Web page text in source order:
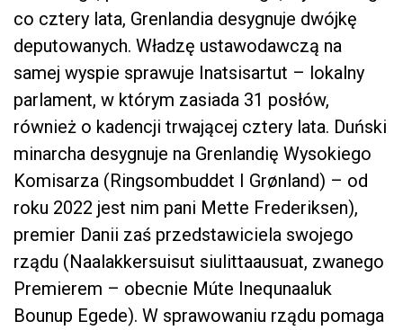
co cztery lata, Grenlandia desygnuje dwójkę
deputowanych. Władzę ustawodawczą na
samej wyspie sprawuje Inatsisartut – lokalny
parlament, w którym zasiada 31 posłów,
również o kadencji trwającej cztery lata. Duński
minarcha desygnuje na Grenlandię Wysokiego
Komisarza (Ringsombuddet I Grønland) – od
roku 2022 jest nim pani Mette Frederiksen),
premier Danii zaś przedstawiciela swojego
rządu (Naalakkersuisut siulittaausuat, zwanego
Premierem – obecnie Múte Inequnaaluk
Bounup Egede). W sprawowaniu rządu pomaga